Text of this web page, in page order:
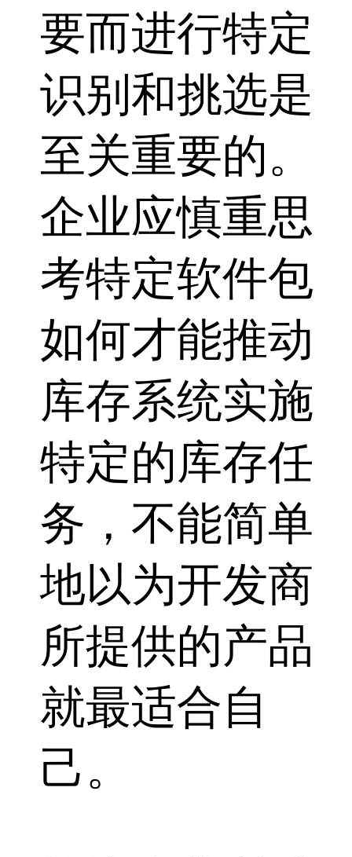
要而进行特定
识别和挑选是
至关重要的。
企业应慎重思
考特定软件包
如何才能推动
库存系统实施
特定的库存任
务，不能简单
地以为开发商
所提供的产品
就最适合自
己。